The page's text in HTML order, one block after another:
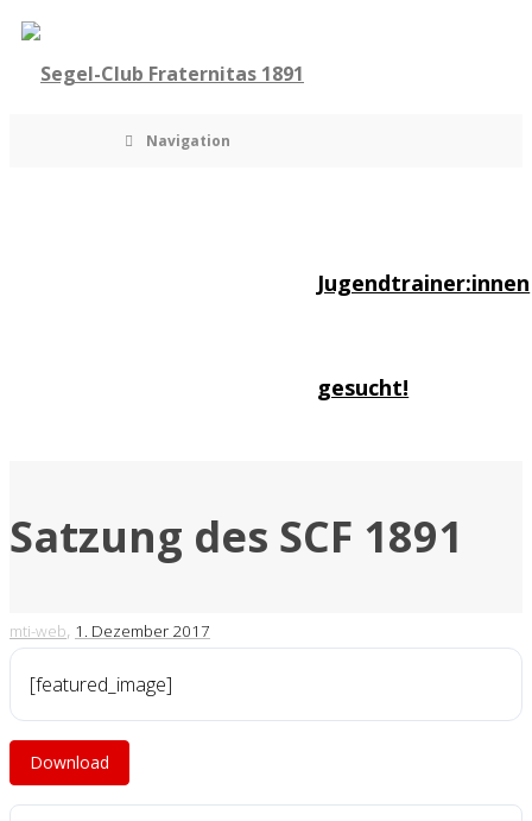
Jugendtrainer:innen
gesucht!
Navigation
Satzung des SCF 1891
mti-web, 1. Dezember 2017
[featured_image]
Download